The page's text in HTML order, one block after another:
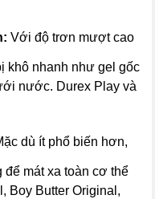
Với độ trơn mượt cao
khô nhanh như gel gốc
nước. Durex Play và
dù ít phổ biến hơn,
mát xa toàn cơ thể
Boy Butter Original,